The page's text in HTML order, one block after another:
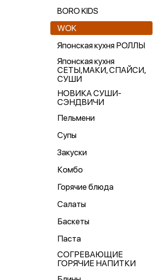
BORO KIDS
WOK
Японская кухня РОЛЛЫ
Японская кухня
СЕТЫ,МАКИ, СПАЙСИ,
СУШИ
НОВИКА СУШИ-
СЭНДВИЧИ
Пельмени
Супы
Закуски
Комбо
Горячие блюда
Салаты
Баскеты
Паста
СОГРЕВАЮЩИЕ
ГОРЯЧИЕ НАПИТКИ